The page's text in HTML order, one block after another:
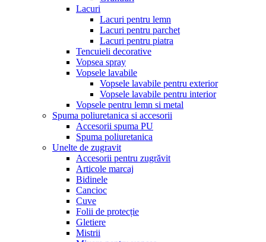
Lacuri
Lacuri pentru lemn
Lacuri pentru parchet
Lacuri pentru piatra
Tencuieli decorative
Vopsea spray
Vopsele lavabile
Vopsele lavabile pentru exterior
Vopsele lavabile pentru interior
Vopsele pentru lemn si metal
Spuma poliuretanica si accesorii
Accesorii spuma PU
Spuma poliuretanica
Unelte de zugravit
Accesorii pentru zugrăvit
Articole marcaj
Bidinele
Cancioc
Cuve
Folii de protecție
Gletiere
Mistrii